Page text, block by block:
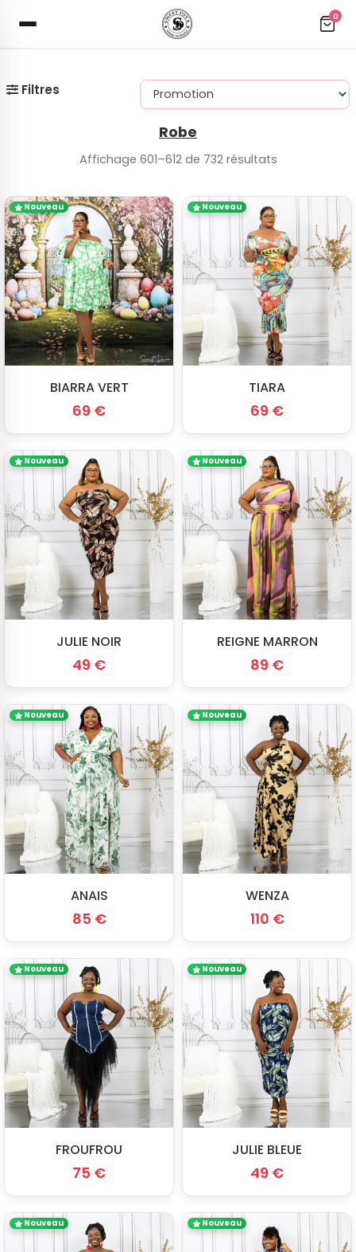
0
Filtres
Robe
Affichage 601–612 de 732 résultats
Nouveau
BIARRA VERT
69 €
Nouveau
TIARA
69 €
Nouveau
JULIE NOIR
49 €
Nouveau
REIGNE MARRON
89 €
Nouveau
ANAIS
85 €
Nouveau
WENZA
110 €
Nouveau
FROUFROU
75 €
Nouveau
JULIE BLEUE
49 €
Nouveau Nouveau